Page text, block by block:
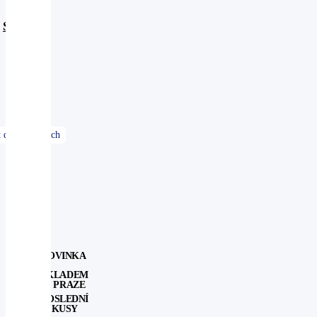
Smazat
NOVINKA
SKLADEM
V PRAZE
POSLEDNÍ
KUSY